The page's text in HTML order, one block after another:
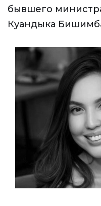
бывшего
Куандыка